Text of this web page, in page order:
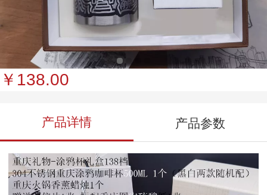
涂鸦杯礼盒138档
￥138.00
产品详情 产品参数